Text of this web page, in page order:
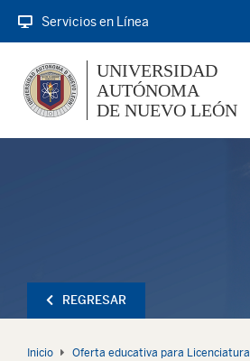
Servicios en Línea
UNIVERSIDAD
AUTÓNOMA
DE NUEVO LEÓN
REGRESAR
Inicio Oferta educativa para Licenciatura